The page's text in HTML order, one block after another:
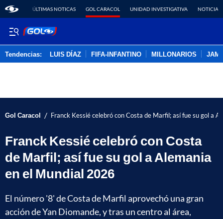
ÚLTIMAS NOTICAS GOL CARACOL UNIDAD INVESTIGATIVA NOTICIAS
Tendencias: LUIS DÍAZ FIFA-INFANTINO MILLONARIOS
Gol Caracol / Franck Kessié celebró con Costa de Marfil; así fue su gol a
Franck Kessié celebró con Costa
de Marfil; así fue su gol a Alemania
en el Mundial 2026
El número '8' de Costa de Marfil aprovechó una gran
acción de Yan Diomande, y tras un centro al área,